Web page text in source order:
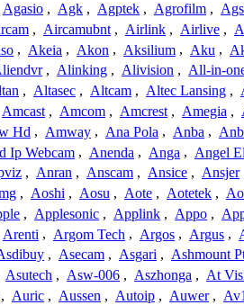
Agasio , Agk , Agptek , Agrofilm ,
, Aircamubnt , Airlink , Airlive ,
, Akeia , Akon , Aksilium , Aku ,
, Alinking , Alivision , All-in-
, Altasec , Altcam , Altec Lansing ,
Amcast , Amcom , Amcrest , Amegia ,
Hd , Amway , Ana Pola , Anba ,
Ip Webcam , Anenda , Anga , Angel
, Anran , Anscam , Ansice , Ansjer
, Aoshi , Aosu , Aote , Aotetek ,
, Applesonic , Applink , Appo ,
Arenti , Argom Tech , Argos , Argus ,
, Asecam , Asgari , Ashmount
Asutech , Asw-006 , Aszhonga , At
, Auric , Aussen , Autoip , Auwer ,